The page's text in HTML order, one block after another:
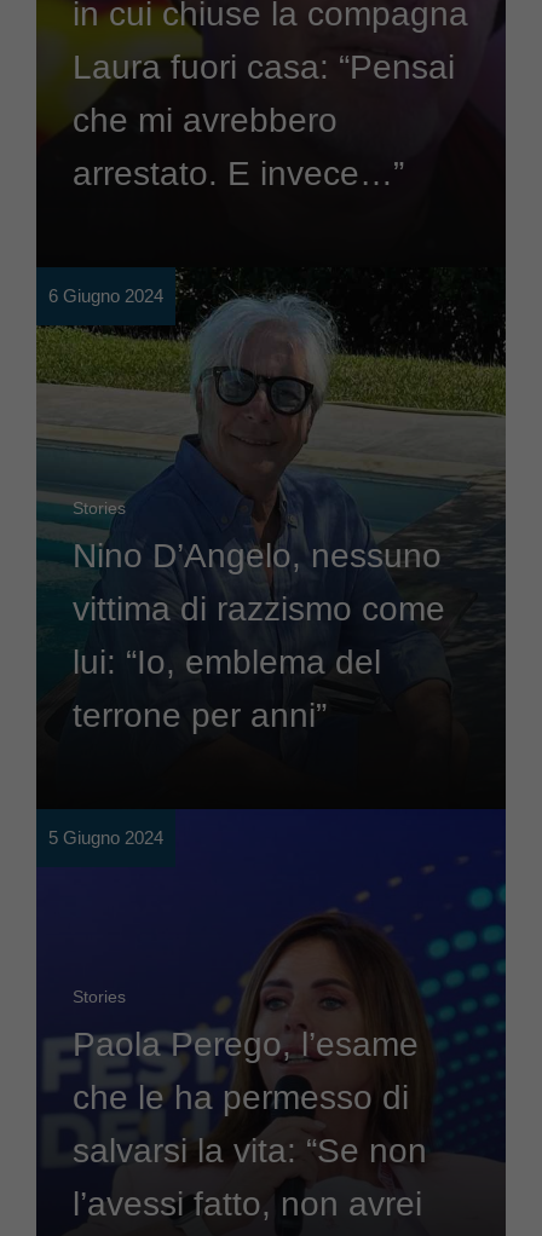
in cui chiuse la compagna
Laura fuori casa: “Pensai
che mi avrebbero
arrestato. E invece…”
6 Giugno 2024
Stories
Nino D’Angelo, nessuno
vittima di razzismo come
lui: “Io, emblema del
terrone per anni”
5 Giugno 2024
Stories
Paola Perego, l’esame
che le ha permesso di
salvarsi la vita: “Se non
l’avessi fatto, non avrei